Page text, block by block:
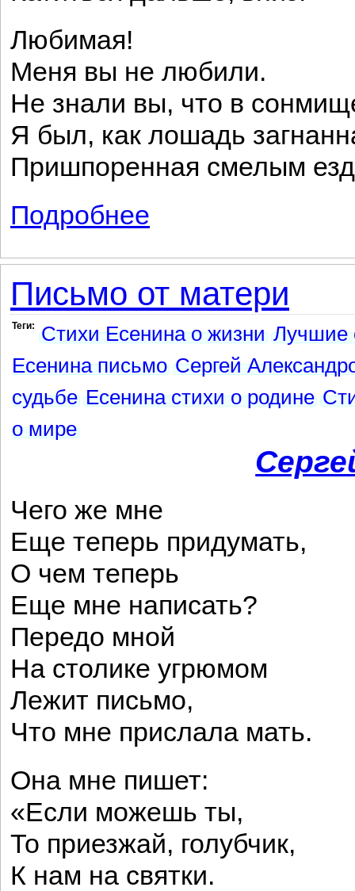
Любимая!
Меня вы не любили.
Не знали вы, что в
Я был, как лошадь
Пришпоренная смелым
Подробнее
Письмо от матери
Теги: Стихи Есенина о жизни Лучшие
Есенина письмо Сергей
судьбе Есенина стихи о родине
о мире
Чего же мне
Еще теперь придумать,
О чем теперь
Еще мне написать?
Передо мной
На столике угрюмом
Лежит письмо,
Что мне прислала мать.
Она мне пишет:
«Если можешь ты,
То приезжай, голубчик,
К нам на святки.